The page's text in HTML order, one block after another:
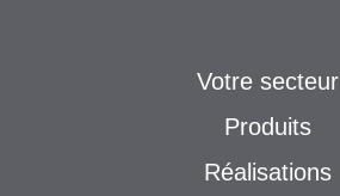
Votre secteur
Produits
Réalisations